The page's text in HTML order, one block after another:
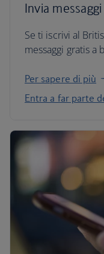
Invia
Se ti iscrivi al
messaggi gratis a
Per sapere di più
Entra a far parte